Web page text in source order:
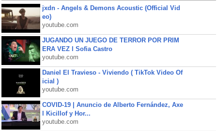
jxdn - Angels & Demons Acoustic (Official Vid
eo)
youtube.com
JUGANDO UN JUEGO DE TERROR POR PRIM
ERA VEZ l Sofia Castro
youtube.com
Daniel El Travieso - Viviendo ( TikTok Video Of
icial )
youtube.com
COVID-19 | Anuncio de Alberto Fernández, Axe
l Kicillof y Hor...
youtube.com